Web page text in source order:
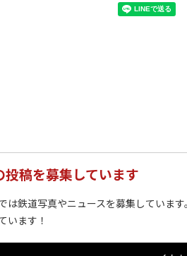
投稿を募集しています
は鉄道写真やニュースを募集していま
います！